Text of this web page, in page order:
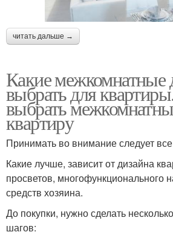
читать дальше →
Какие межкомнатные
выбрать для
выбрать
квартиру
Принимать во внимание следует
Какие лучше, зависит от дизайна
просветов, многофункционального
средств хозяина.
До покупки, нужно сделать
шагов: